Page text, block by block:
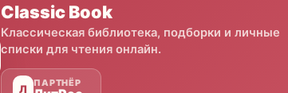
Classic Book
Классическая библиотека, подборки и личные
списки для чтения онлайн.
Л
ПАРТНЁР